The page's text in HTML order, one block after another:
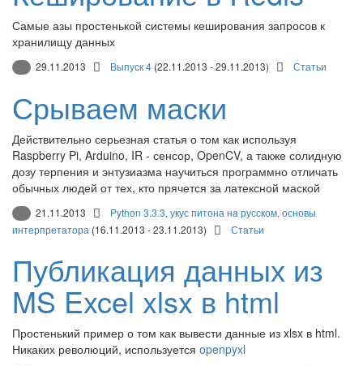
Самые азы простенькой системы кеширования запросов к
хранилищу данных
29.11.2013 Выпуск 4 (22.11.2013 - 29.11.2013) Статьи
Срываем маски
Действительно серьезная статья о том как используя
Raspberry Pi, Arduino, IR - сенсор, OpenCV, а также солидную
дозу терпения и энтузиазма научиться программно отличать
обычных людей от тех, кто прячется за латексной маской
21.11.2013
Python 3.3.3, укус питона на русском, основы
интерпретатора (16.11.2013 - 23.11.2013) Статьи
Публикация данных из
MS Excel xlsx в html
Простенький пример о том как вывести данные из xlsx в html.
Никаких революций, используется openpyxl